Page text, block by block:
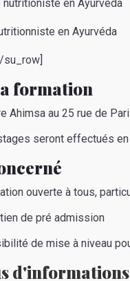
en Ayurvéda
su_row]
formation
Ahimsa au 25 rue de
seront effectués en
ouverte à tous,
de pré admission
de mise à niveau
d'informations